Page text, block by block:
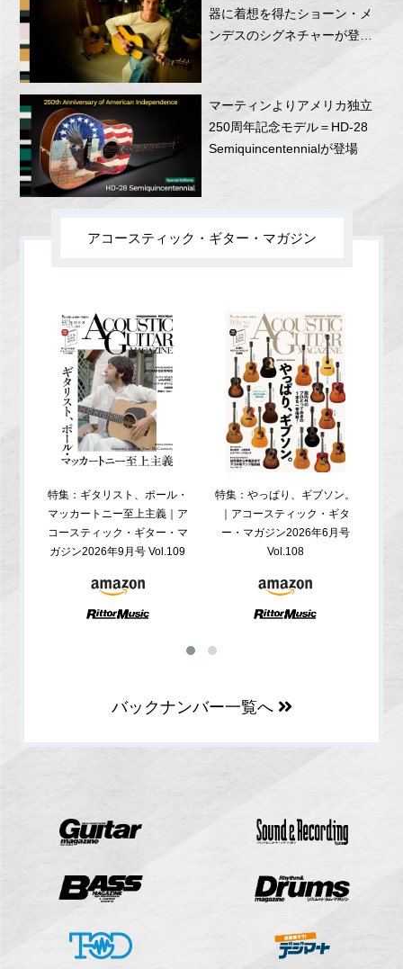
器に着想を得たショーン・メ
ンデスのシグネチャーが登
マーティンよりアメリカ独立
250周年記念モデル＝HD-28
Semiquincentennialが登場
アコースティック・ギター・マガジン
特集：ギタリスト、ポール・
マッカートニー至上主義｜ア
コースティック・ギター・マ
ガジン2026年9月号 Vol.109
特集：やっぱり、ギブソン。
｜アコースティック・ギタ
ー・マガジン2026年6月号
Vol.108
バックナンバー一覧へ